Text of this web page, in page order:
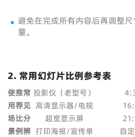
避免在完成所有内容后再调整
量。
2. 常用幻灯片比例参考表
使
用
场
景
推
荐
比
例
常
见
分
辨
投影仪（老型号）
高清显示器/电视
超宽显示屏
打印海报/宣传单
自